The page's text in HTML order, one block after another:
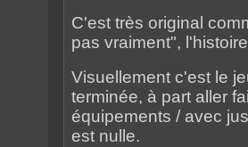
C'est très original
pas vraiment",
Visuellement c'est le
terminée, à part aller
équipements / avec
est nulle.